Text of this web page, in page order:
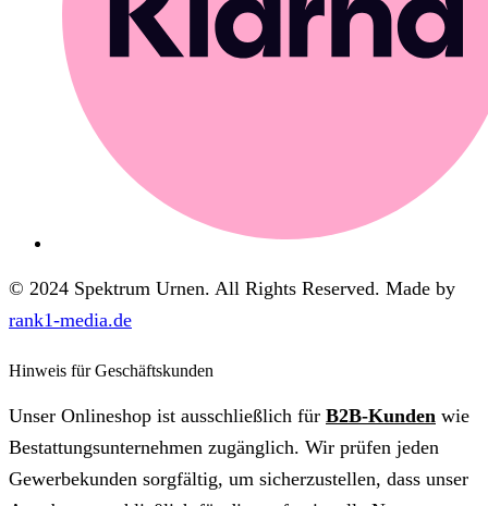
© 2024 Spektrum Urnen. All Rights Reserved. Made by
rank1-media.de
Hinweis für Geschäftskunden
Unser Onlineshop ist ausschließlich für B2B-Kunden wie
Bestattungsunternehmen zugänglich. Wir prüfen jeden
Gewerbekunden sorgfältig, um sicherzustellen, dass unser